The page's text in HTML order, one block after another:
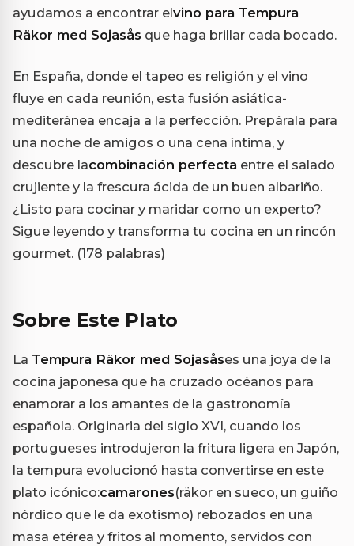
ayudamos a encontrar elvino para Tempura
Räkor med Sojasås que haga brillar cada bocado.
En España, donde el tapeo es religión y el vino
fluye en cada reunión, esta fusión asiática-
mediteránea encaja a la perfección. Prepárala para
una noche de amigos o una cena íntima, y
descubre lacombinación perfecta entre el salado
crujiente y la frescura ácida de un buen albariño.
¿Listo para cocinar y maridar como un experto?
Sigue leyendo y transforma tu cocina en un rincón
gourmet. (178 palabras)
Sobre Este Plato
La Tempura Räkor med Sojasåses una joya de la
cocina japonesa que ha cruzado océanos para
enamorar a los amantes de la gastronomía
española. Originaria del siglo XVI, cuando los
portugueses introdujeron la fritura ligera en Japón,
la tempura evolucionó hasta convertirse en este
plato icónico:camarones(räkor en sueco, un guiño
nórdico que le da exotismo) rebozados en una
masa etérea y fritos al momento, servidos con